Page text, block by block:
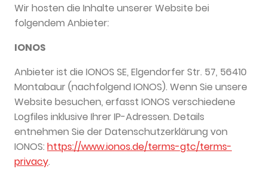
Wir hosten die Inhalte unserer Website bei
folgendem Anbieter:
IONOS
Anbieter ist die IONOS SE, Elgendorfer Str. 57, 56410
Montabaur (nachfolgend IONOS). Wenn Sie unsere
Website besuchen, erfasst IONOS verschiedene
Logfiles inklusive Ihrer IP-Adressen. Details
entnehmen Sie der Datenschutzerklärung von
IONOS: https://www.ionos.de/terms-gtc/terms-
privacy.